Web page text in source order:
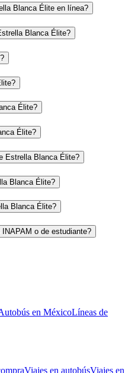
Blanca Élite en línea?
Blanca Élite?
Élite?
Élite?
Estrella Blanca Élite?
Blanca Élite?
Blanca Élite?
o de estudiante?
en MéxicoLíneas de
Viajes en autobúsViajes en